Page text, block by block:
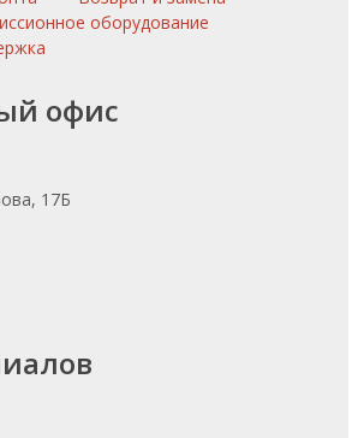
оборудование
офис
17Б